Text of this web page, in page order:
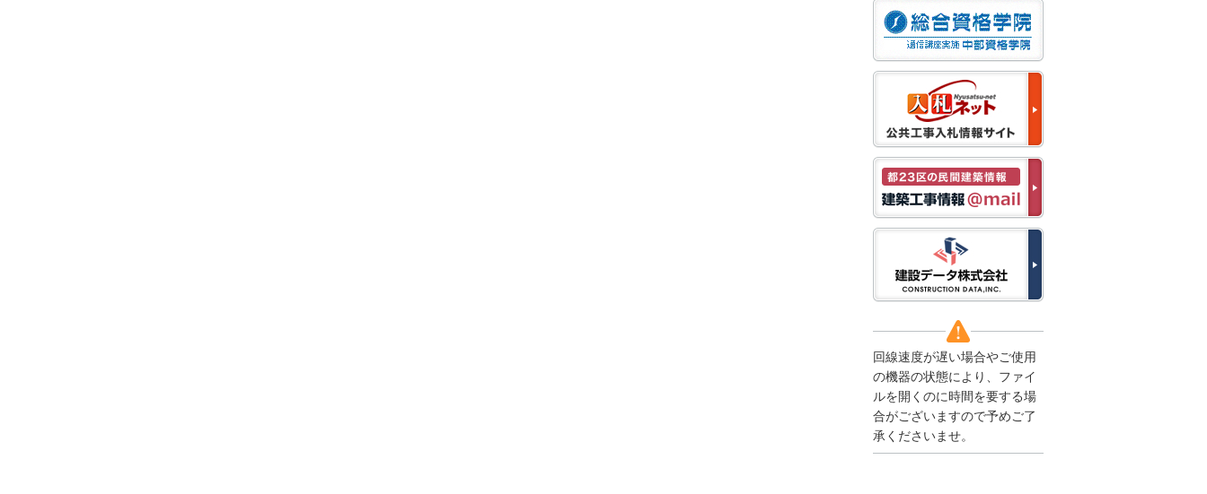
から通常通り運営いたし
ます。
2025/12/22
●年末年始に伴う情報更
新停止のお知らせ●
建設資料館をご利用いた
だき、誠に有難うござい
ます。
下記の期間につきまし
て、弊社休業のため情報
更新を停止させていただ
きます。
【期間】１２月２７日
(土)～１月４日(日)
上記の期間、情報の更新
がされませんので、ご了
承のほど、よろしくお願
なお、情報は１月５日
(月)より登録されます。
2025/08/04
●夏季休業に伴う情報更
新停止のお知らせ●
建設資料館をご利用いた
だき、誠に有難うござい
回線速度が遅い場合やご使用
の機器の状態により、ファイ
ルを開くのに時間を要する場
合がございますので予めご了
承くださいませ。